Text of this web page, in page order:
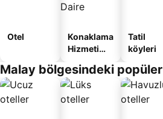
Otel
Konaklama
Hizmeti
Apart
Daire
Tatil
köyleri
Malay bölgesindeki